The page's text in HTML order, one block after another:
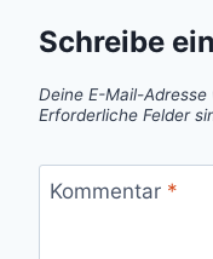
Schreibe
Deine E-Mail-
Erforderliche Felder
Kommentar *